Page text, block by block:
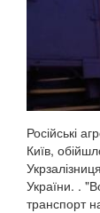
Російські
Київ,
України. .
транспорт